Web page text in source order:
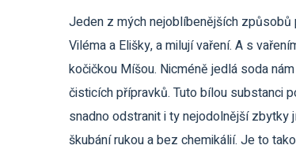
Jeden z mých nejoblíbenějších způsobů
Viléma a Elišky, a milují vaření. A s
kočičkou Míšou. Nicméně jedlá soda
čisticích přípravků. Tuto bílou substanci
snadno odstranit i ty nejodolnější zbytky
škubání rukou a bez chemikálií. Je to